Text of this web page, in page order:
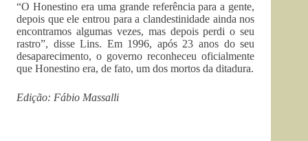
“O Honestino era uma grande referência para a gente,
depois que ele entrou para a clandestinidade ainda nos
encontramos algumas vezes, mas depois perdi o seu
rastro”, disse Lins. Em 1996, após 23 anos do seu
desaparecimento, o governo reconheceu oficialmente
que Honestino era, de fato, um dos mortos da ditadura.
Edição: Fábio Massalli